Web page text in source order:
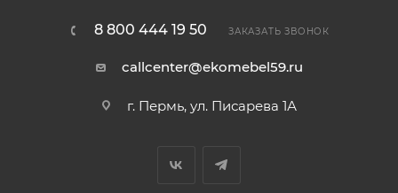
8 800 444 19 50 ЗАКАЗАТЬ ЗВОНОК
callcenter@ekomebel59.ru
г. Пермь, ул. Писарева 1А